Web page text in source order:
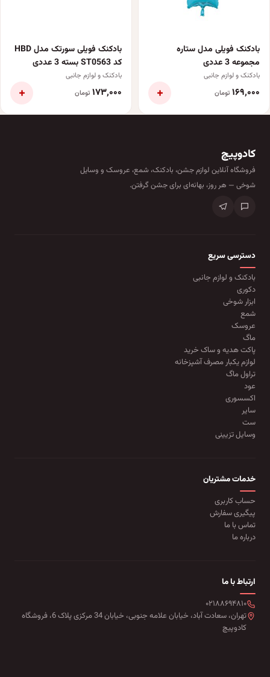
بادکنک فویلی مدل ستاره
مجموعه 3 عددی
بادکنک و لوازم جانبی
۱۶۹٬۰۰۰ تومان +
بادکنک فویلی سورتک مدل HBD
کد ST0563 بسته 3 عددی
بادکنک و لوازم جانبی
۱۷۳٬۰۰۰ تومان +
کادوپیچ
فروشگاه آنلاین لوازم جشن، بادکنک، شمع، عروسک و وسایل
شوخی — هر روز، بهانه‌ای برای جشن گرفتن.
دسترسی سریع
بادکنک و لوازم جانبی
دکوری
ابزار شوخی
شمع
عروسک
ماگ
پاکت هدیه و ساک خرید
لوازم یکبار مصرف آشپزخانه
تراول ماگ
عود
اکسسوری
سایر
ست
وسایل تزیینی
خدمات مشتریان
حساب کاربری
پیگیری سفارش
تماس با ما
درباره ما
ارتباط با ما
۰۲۱۸۸۶۹۴۸۱۰
تهران، سعادت آباد، خیابان علامه جنوبی، خیابان 34 مرکزی پلاک 6، فروشگاه
کادوپیچ